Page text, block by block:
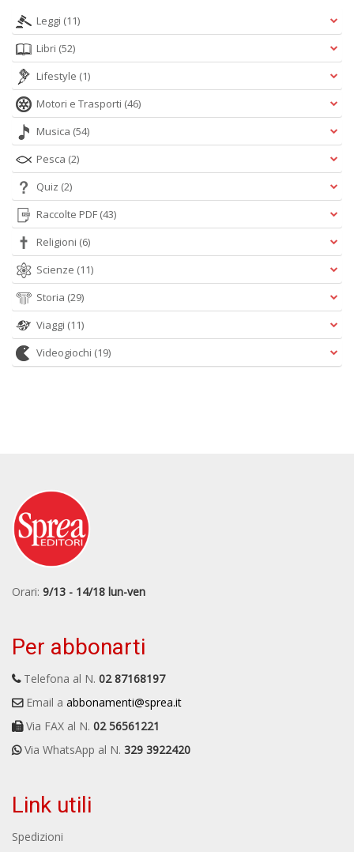
Leggi (11)
Libri (52)
Lifestyle (1)
Motori e Trasporti (46)
Musica (54)
Pesca (2)
Quiz (2)
Raccolte PDF (43)
Religioni (6)
Scienze (11)
Storia (29)
Viaggi (11)
Videogiochi (19)
Orari: 9/13 - 14/18 lun-ven
Per abbonarti
Telefona al N. 02 87168197
Email a abbonamenti@sprea.it
Via FAX al N. 02 56561221
Via WhatsApp al N. 329 3922420
Link utili
Spedizioni